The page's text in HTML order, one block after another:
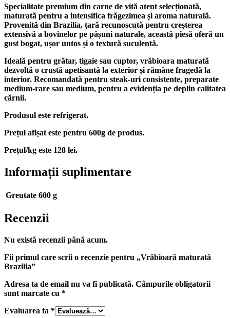
Specialitate premium din carne de vită atent selecționată,
maturată pentru a intensifica frăgezimea și aroma naturală.
Provenită din Brazilia, țară recunoscută pentru creșterea
extensivă a bovinelor pe pășuni naturale, această piesă oferă un
gust bogat, ușor untos și o textură suculentă.
Ideală pentru grătar, tigaie sau cuptor, vrăbioara maturată
dezvoltă o crustă apetisantă la exterior și rămâne fragedă la
interior. Recomandată pentru steak-uri consistente, preparate
medium-rare sau medium, pentru a evidenția pe deplin calitatea
cărnii.
Produsul este refrigerat.
Prețul afișat este pentru 600g de produs.
Prețul/kg este 128 lei.
Informații suplimentare
Greutate 600 g
Recenzii
Nu există recenzii până acum.
Fii primul care scrii o recenzie pentru „Vrăbioară maturată
Brazilia”
Adresa ta de email nu va fi publicată. Câmpurile obligatorii
sunt marcate cu *
Evaluarea ta *